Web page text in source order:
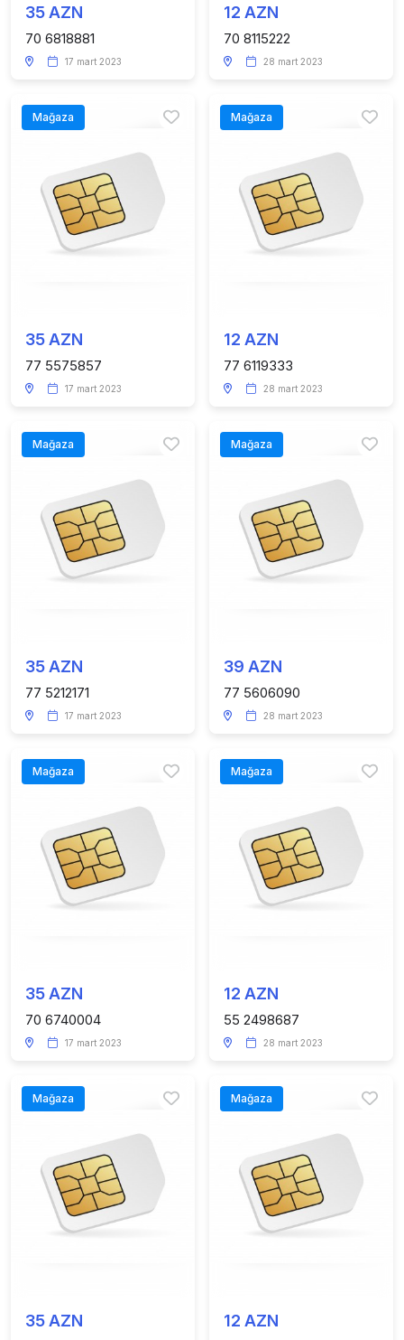
35 AZN
70 6818881
17 mart 2023
12 AZN
70 8115222
28 mart 2023
Mağaza
35 AZN
77 5575857
17 mart 2023
Mağaza
12 AZN
77 6119333
28 mart 2023
Mağaza
35 AZN
77 5212171
17 mart 2023
Mağaza
39 AZN
77 5606090
28 mart 2023
Mağaza
35 AZN
70 6740004
17 mart 2023
Mağaza
12 AZN
55 2498687
28 mart 2023
Mağaza
35 AZN
Mağaza
12 AZN